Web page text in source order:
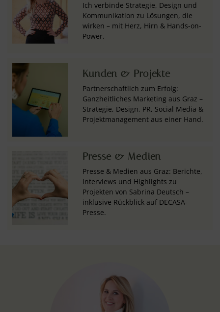
Ich verbinde Strategie, Design und
Kommunikation zu Lösungen, die
wirken – mit Herz, Hirn & Hands-on-
Power.
Kunden & Projekte
Partnerschaftlich zum Erfolg:
Ganzheitliches Marketing aus Graz –
Strategie, Design, PR, Social Media &
Projektmanagement aus einer Hand.
Presse & Medien
Presse & Medien aus Graz: Berichte,
Interviews und Highlights zu
Projekten von Sabrina Deutsch –
inklusive Rückblick auf DECASA-
Presse.